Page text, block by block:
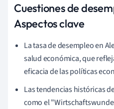
Cuestiones de
Aspectos clave
La tasa de desempleo en
salud económica, que
eficacia de las políticas
Las tendencias históricas
como el